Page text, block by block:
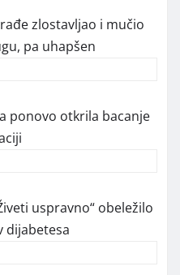
zlostavljao i mučio
pa uhapšen
ponovo otkrila bacanje
uspravno“ obeležilo
dijabetesa